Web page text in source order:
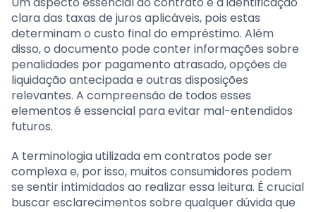
clara das taxas de juros aplicáveis, pois estas
determinam o custo final do empréstimo. Além
disso, o documento pode conter informações sobre
penalidades por pagamento atrasado, opções de
liquidação antecipada e outras disposições
relevantes. A compreensão de todos esses
elementos é essencial para evitar mal-entendidos
futuros.
A terminologia utilizada em contratos pode ser
complexa e, por isso, muitos consumidores podem
se sentir intimidados ao realizar essa leitura. É crucial
buscar esclarecimentos sobre qualquer dúvida que